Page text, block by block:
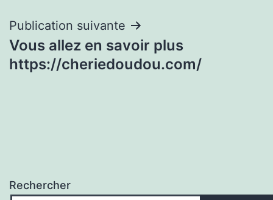
l’article
Publication suivante
Vous allez en savoir plus
https://cheriedoudou.com/
Rechercher